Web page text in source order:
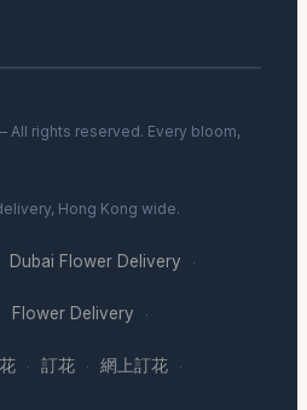
rights reserved. Every bloom,
Hong Kong wide.
Dubai Flower Delivery ·
Flower Delivery ·
· 訂花 · 網上訂花 ·